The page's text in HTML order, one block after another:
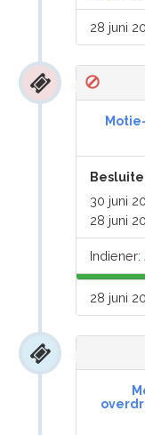
28 juni
30 juni
28 juni
Indiener:
28 juni